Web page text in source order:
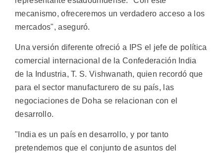
mecanismo, ofreceremos un verdadero acceso a los
mercados", aseguró.
Una versión diferente ofreció a IPS el jefe de política
comercial internacional de la Confederación India
de la Industria, T. S. Vishwanath, quien recordó que
para el sector manufacturero de su país, las
negociaciones de Doha se relacionan con el
desarrollo.
"India es un país en desarrollo, y por tanto
pretendemos que el conjunto de asuntos del